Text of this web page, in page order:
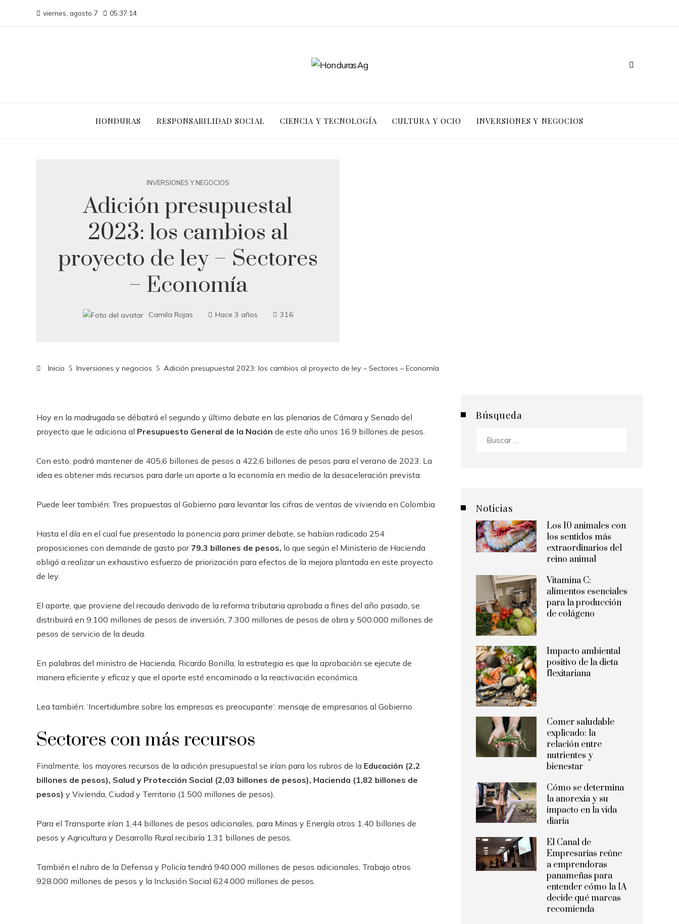
viernes, agosto 7 05:37:15
HONDURAS RESPONSABILIDAD SOCIAL CIENCIA Y TECNOLOGÍA CULTURA Y OCIO INVERSIONES Y NEGOCIOS
INVERSIONES Y NEGOCIOS
Adición presupuestal
2023: los cambios al
proyecto de ley – Sectores
– Economía
Camila Rojas Hace 3 años 316
Inicio Inversiones y negocios Adición presupuestal 2023: los cambios al proyecto de ley – Sectores – Economía
Hoy en la madrugada se débatirá el segundo y último debate en las plenarias de Cámara y Senado del
proyecto que le adiciona al Presupuesto General de la Nación de este año unos 16.9 billones de pesos.
Con esto, podrá mantener de 405,6 billones de pesos a 422,6 billones de pesos para el verano de 2023. La
idea es obtener más recursos para darle un aporte a la economía en medio de la desaceleración prevista.
Puede leer también: Tres propuestas al Gobierno para levantar las cifras de ventas de vivienda en Colombia
Hasta el día en el cual fue presentado la ponencia para primer debate, se habían radicado 254
proposiciones con demande de gasto por79.3 billones de pesos, lo que según el Ministerio de Hacienda
obligó a realizar un exhaustivo esfuerzo de priorización para efectos de la mejora plantada en este proyecto
de ley.
El aporte, que proviene del recaudo derivado de la reforma tributaria aprobada a fines del año pasado, se
distribuirá en 9.100 millones de pesos de inversión, 7.300 millones de pesos de obra y 500.000 millones de
pesos de servicio de la deuda.
En palabras del ministro de Hacienda, Ricardo Bonilla, la estrategia es que la aprobación se ejecute de
manera eficiente y eficaz y que el aporte esté encaminado a la reactivación económica.
Lea también: ‘Incertidumbre sobre las empresas es preocupante’: mensaje de empresarios al Gobierno
Sectores con más recursos
Finalmente, los mayores recursos de la adición presupuestal se irían para los rubros de la Educación (2,2
billones de pesos), Salud y Protección Social (2,03 billones de pesos), Hacienda (1,82 billones de
pesos) y Vivienda, Ciudad y Territorio (1.500 millones de pesos).
Para el Transporte irían 1,44 billones de pesos adicionales, para Minas y Energía otros 1,40 billones de
pesos y Agricultura y Desarrollo Rural recibiría 1,31 billones de pesos.
También el rubro de la Defensa y Policía tendrá 940.000 millones de pesos adicionales, Trabajo otros
928.000 millones de pesos y la Inclusión Social 624.000 millones de pesos.
Búsqueda
Noticias
Los 10 animales con
los sentidos más
extraordinarios del
reino animal
Vitamina C:
alimentos esenciales
para la producción
de colágeno
Impacto ambiental
positivo de la dieta
flexitariana
Comer saludable
explicado: la
relación entre
nutrientes y
bienestar
Cómo se determina
la anorexia y su
impacto en la vida
diaria
El Canal de
Empresarias reúne
a emprendoras
panameñas para
entender cómo la IA
decide qué marcas
recomienda